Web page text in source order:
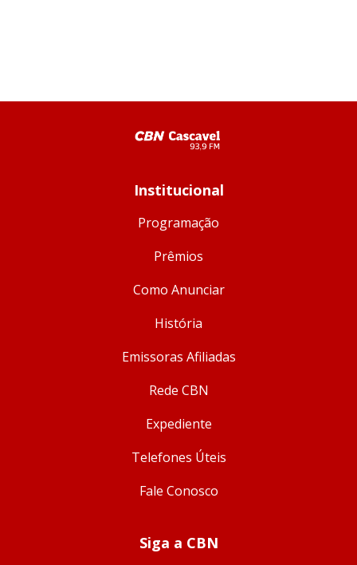
Institucional
Programação
Prêmios
Como Anunciar
História
Emissoras Afiliadas
Rede CBN
Expediente
Telefones Úteis
Fale Conosco
Siga a CBN